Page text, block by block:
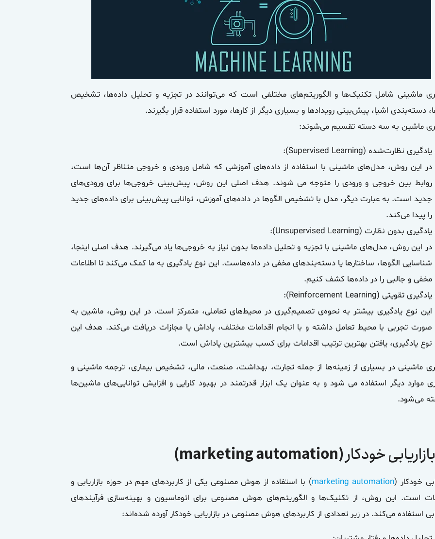
ماشینی شامل تکنیک‌ها و الگوریتم‌های مختلفی است که می‌توانند در تجزیه و تحلیل داده‌ها، تشخیص
دسته‌بندی اشیا، پیش‌بینی رویدادها و بسیاری دیگر از کارها، مورد استفاده قرار بگیرند.
ماشین به سه دسته تقسیم می‌شوند:
یادگیری نظارت‌شده (Supervised Learning):
در این روش، مدل‌های ماشینی با استفاده از داده‌های آموزشی که شامل ورودی و خروجی متناظر آن‌ها است،
روابط بین خروجی و ورودی را متوجه می شوند. هدف اصلی این روش، پیش‌بینی خروجی‌ها برای ورودی‌های
جدید است. به عبارت دیگر، مدل با تشخیص الگوها در داده‌های آموزش، توانایی پیش‌بینی برای داده‌های جدید
را پیدا می‌کند.
یادگیری بدون نظارت (Unsupervised Learning):
در این روش، مدل‌های ماشینی با تجزیه و تحلیل داده‌ها بدون نیاز به خروجی‌ها یاد می‌گیرند. هدف اصلی اینجا،
شناسایی الگوها، ساختارها یا دسته‌بندهای مخفی در داده‌هاست. این نوع یادگیری به ما کمک می‌کند تا اطلاعات
مخفی و جالبی را در داده‌ها کشف کنیم.
یادگیری تقویتی (Reinforcement Learning):
این نوع یادگیری بیشتر به نحوه‌ی تصمیم‌گیری در محیط‌های تعاملی، متمرکز است. در این روش، ماشین به
صورت تجربی با محیط تعامل داشته و با انجام اقدامات مختلف، پاداش یا مجازات دریافت می‌کند. هدف این
نوع یادگیری، یافتن بهترین ترتیب اقدامات برای کسب بیشترین پاداش است.
ماشینی در بسیاری از زمینه‌ها از جمله تجارت، بهداشت، صنعت، مالی، تشخیص بیماری، ترجمه ماشینی و
موارد دیگر استفاده می شود و به عنوان یک ابزار قدرتمند در بهبود کارایی و افزایش توانایی‌های ماشین‌ها
می‌شود.
بازاریابی خودکار(marketing automation)
خودکار (marketing automation) با استفاده از هوش مصنوعی یکی از کاربردهای مهم در حوزه بازاریابی و
است. این روش، از تکنیک‌ها و الگوریتم‌های هوش مصنوعی برای اتوماسیون و بهینه‌سازی فرآیندهای
استفاده می‌کند. در زیر تعدادی از کاربردهای هوش مصنوعی در بازاریابی خودکار آورده شده‌اند: